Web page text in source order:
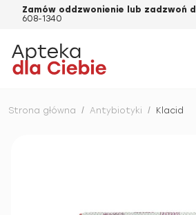
Zamów oddzwonienie lub zadzwoń
608-1340
Strona główna / Antybiotyki / Klacid